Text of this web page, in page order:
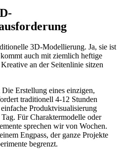
3D-Modellierung. Ja, sie ist
auch mit ziemlich heftige
an der Seitenlinie sitzen
Die Erstellung eines einzigen,
traditionell 4-12 Stunden
Produktvisualisierung
Für Charaktermodelle oder
sprechen wir von Wochen.
Engpass, der ganze Projekte
begrenzt.